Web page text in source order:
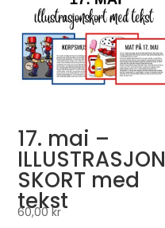
17. mai –
ILLUSTRASJON
SKORT med
tekst
60,00kr